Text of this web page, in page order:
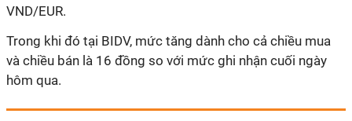
VND/EUR.
Trong khi đó tại BIDV, mức tăng dành cho cả chiều mua
và chiều bán là 16 đồng so với mức ghi nhận cuối ngày
hôm qua.